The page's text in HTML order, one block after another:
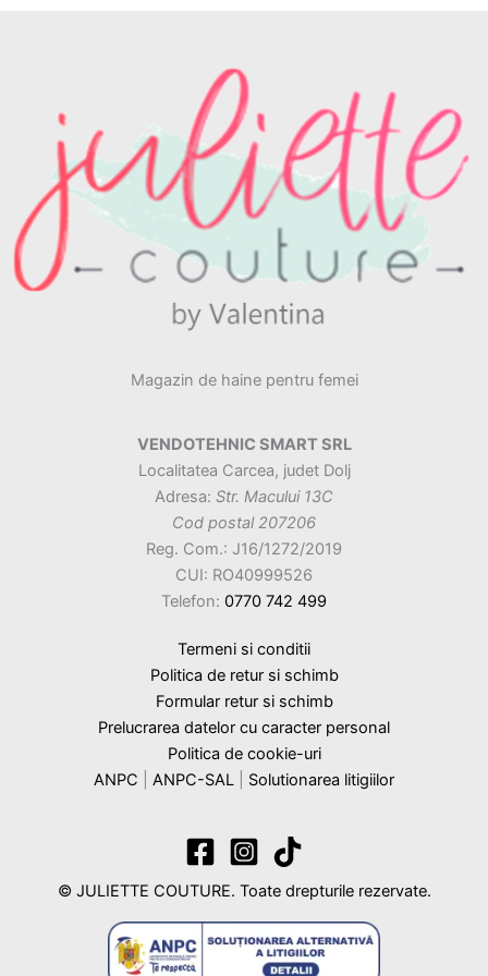
Magazin de haine pentru femei
VENDOTEHNIC SMART SRL
Localitatea Carcea, judet Dolj
Adresa: Str. Macului 13C
Cod postal 207206
Reg. Com.: J16/1272/2019
CUI: RO40999526
Telefon: 0770 742 499
Termeni si conditii
Politica de retur si schimb
Formular retur si schimb
Prelucrarea datelor cu caracter personal
Politica de cookie-uri
ANPC
ANPC-SAL Solutionarea litigiilor
© JULIETTE COUTURE. Toate drepturile rezervate.